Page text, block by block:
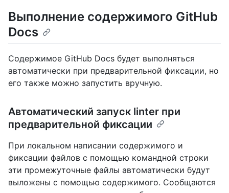
Выполнение содержимого GitHub
Docs
Содержимое GitHub Docs будет выполняться
автоматически при предварительной фиксации, но
его также можно запустить вручную.
Автоматический запуск linter при
предварительной фиксации
При локальном написании содержимого и
фиксации файлов с помощью командной строки
эти промежуточные файлы автоматически будут
выложены с помощью содержимого. Сообщаются